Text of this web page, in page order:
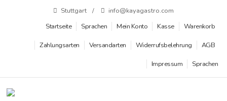
Stuttgart
info@kayagastro.com
Startseite
Sprachen Mein Konto Kasse Warenkorb
Zahlungsarten Versandarten Widerrufsbelehrung AGB
Impressum Sprachen